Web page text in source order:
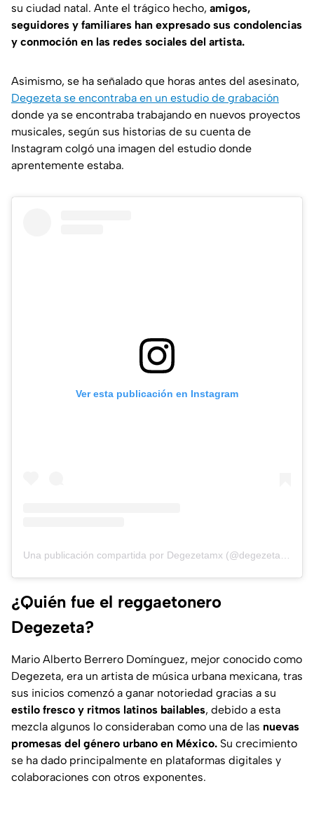
su ciudad natal. Ante el trágico hecho, amigos,
seguidores y familiares han expresado sus condolencias
y conmoción en las redes sociales del artista.
Asimismo, se ha señalado que horas antes del asesinato,
Degezeta se encontraba en un estudio de grabación
donde ya se encontraba trabajando en nuevos proyectos
musicales, según sus historias de su cuenta de
Instagram colgó una imagen del estudio donde
aprentemente estaba.
Ver esta publicación en Instagram
¿Quién fue el reggaetonero
Degezeta?
Mario Alberto Berrero Domínguez, mejor conocido como
Degezeta, era un artista de música urbana mexicana, tras
sus inicios comenzó a ganar notoriedad gracias a su
estilo fresco y ritmos latinos bailables, debido a esta
mezcla algunos lo consideraban como una de las nuevas
promesas del género urbano en México. Su crecimiento
se ha dado principalmente en plataformas digitales y
colaboraciones con otros exponentes.